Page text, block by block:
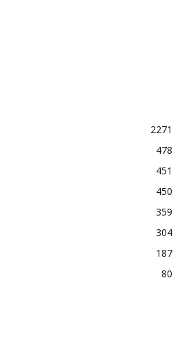
2271
478
451
450
359
304
187
80